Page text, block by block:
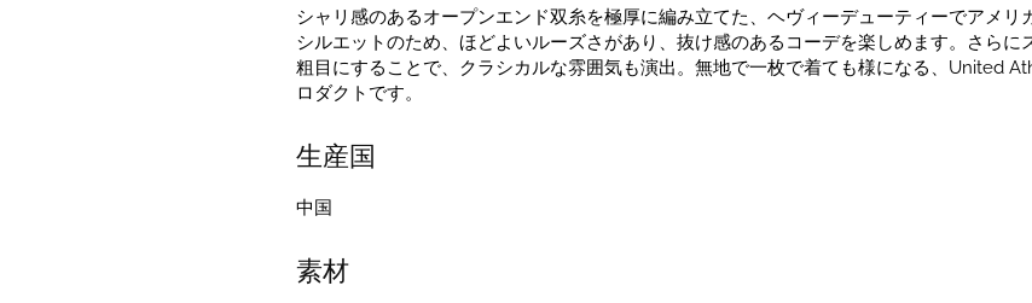
ム
ウ
ェ
シャリ感のあるオープンエンド双糸を極厚に編み立てた、ヘヴィーデューティーでアメリ
シルエットのため、ほどよいルーズさがあり、抜け感のあるコーデを楽しめます。さらに
粗目にすることで、クラシカルな雰囲気も演出。無地で一枚で着ても様になる、United
ロダクトです。
生産国
中国
素材